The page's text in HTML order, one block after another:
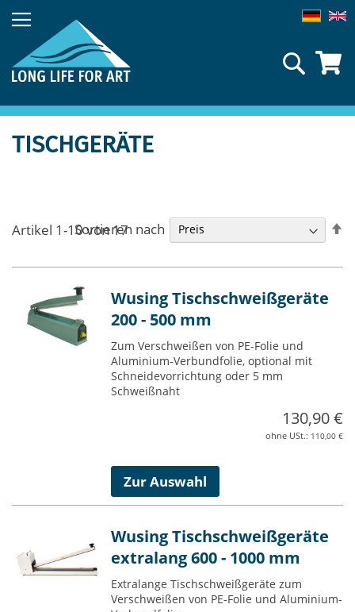
Direkt
zum
Inhalt
Suche
TISCHGERÄTE
Artikel 1-10von17
Sortieren nach
Wusing Tischschweißgeräte
200 - 500 mm
Zum Verschweißen von PE-Folie und
Aluminium-Verbundfolie, optional mit
Schneidevorrichtung oder 5 mm
Schweißnaht
130,90 €
110,00 €
Zur Auswahl
Wusing Tischschweißgeräte
extralang 600 - 1000 mm
Extralange Tischschweißgeräte zum
Verschweißen von PE-Folie und Aluminium-